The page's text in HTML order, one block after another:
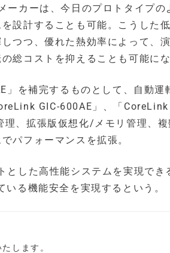
カーは、今日のプロトタイプの
設計することも可能。こうした
つつ、優れた熱効率によって、
総コストを抑えることも可能にな
を補完するものとして、自動運
GIC-600AE」、「
、拡張版仮想化/メモリ管理、複
パフォーマンスを拡張。
した高性能システムを実現でき
る機能安全を実現するという。
します。